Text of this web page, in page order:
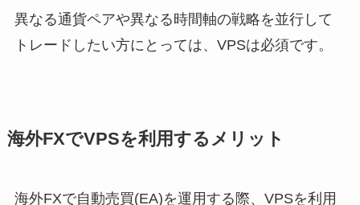
異なる通貨ペアや異なる時間軸の戦略を並行して
トレードしたい方にとっては、VPSは必須です。
海外FXでVPSを利用するメリット
海外FXで自動売買(EA)を運用する際、VPSを利用